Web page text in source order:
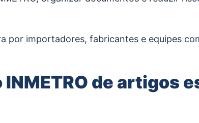
por importadores, fabricantes e equipes
de artigos